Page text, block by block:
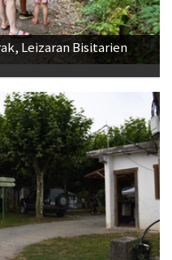
Leizaran Bisitarien